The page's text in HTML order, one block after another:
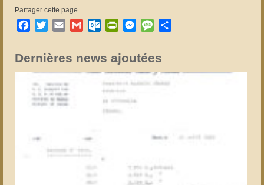
Partager cette page
Facebook
TwitterEmail GmailOutlook.com
PrintFriendly
Messenger
Message
Dernières news ajoutées